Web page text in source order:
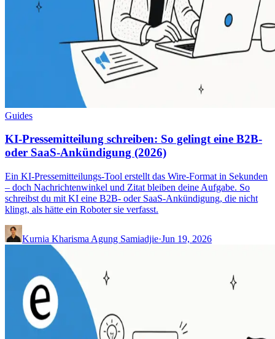
Guides
KI-Pressemitteilung schreiben: So gelingt eine B2B-
oder SaaS-Ankündigung (2026)
Ein KI-Pressemitteilungs-Tool erstellt das Wire-Format in Sekunden
– doch Nachrichtenwinkel und Zitat bleiben deine Aufgabe. So
schreibst du mit KI eine B2B- oder SaaS-Ankündigung, die nicht
klingt, als hätte ein Roboter sie verfasst.
Kurnia Kharisma Agung Samiadjie·Jun 19, 2026